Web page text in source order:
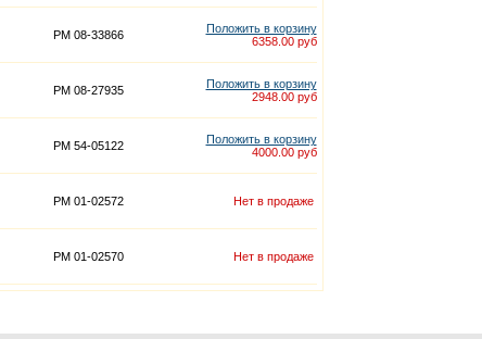
PM 08-33866
Положить в корзину
6358.00 руб
PM 08-27935
Положить в корзину
2948.00 руб
PM 54-05122
Положить в корзину
4000.00 руб
PM 01-02572 Нет в продаже
PM 01-02570 Нет в продаже